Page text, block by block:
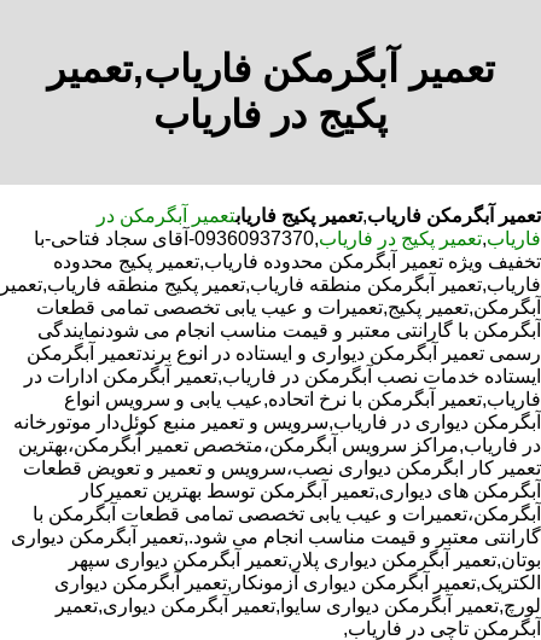
تعمیر آبگرمکن فاریاب,تعمیر
پکیج در فاریاب
تعمیر آبگرمکن فاریاب,تعمیر پکیج فاریابتعمیر آبگرمکن در
فاریاب,تعمیر پکیج در فاریاب
,09360937370-آقای سجاد فتاحی-با
تخفیف ویژه تعمیر آبگرمکن محدوده فاریاب,تعمیر پکیج محدوده
فاریاب,تعمیر آبگرمکن منطقه فاریاب,تعمیر پکیج منطقه فاریاب,تعمیر
آبگرمکن,تعمیر پکیج,تعمیرات و عیب یابی تخصصی تمامی قطعات
آبگرمکن با گارانتی معتبر و قیمت مناسب انجام می شودنمایندگی
رسمی تعمیر آبگرمکن دیواری و ایستاده در انوع برندتعمیر آبگرمکن
ایستاده خدمات نصب آبگرمکن در فاریاب,تعمیر آبگرمکن ادارات در
فاریاب,تعمیر آبگرمکن با نرخ اتحاده,عیب یابی و سرویس انواع
آبگرمکن دیواری در فاریاب,سرویس و تعمیر منبع کوئل‌دار موتورخانه
در فاریاب,مراکز سرویس آبگرمکن،متخصص تعمیر آبگرمکن،بهترین
تعمیر کار ابگرمکن دیواری نصب،سرویس و تعمیر و تعویض قطعات
آبگرمکن های دیواری,تعمیر آبگرمکن توسط بهترین تعمیرکار
آبگرمکن،تعمیرات و عیب یابی تخصصی تمامی قطعات آبگرمکن با
گارانتی معتبر و قیمت مناسب انجام می شود.,تعمیر آبگرمکن دیواری
بوتان,تعمیر آبگرمکن دیواری پلار,تعمیر آبگرمکن دیواری سپهر
الکتریک,تعمیر آبگرمکن دیواری آزمونکار,تعمیر آبگرمکن دیواری
لورچ,تعمیر آبگرمکن دیواری سایوا,تعمیر آبگرمکن دیواری,تعمیر
آبگرمکن تاچی در فاریاب,